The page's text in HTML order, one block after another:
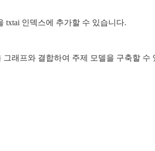
txtai 인덱스에 추가할 수 있습니다.
래프와 결합하여 주제 모델을 구축할 수